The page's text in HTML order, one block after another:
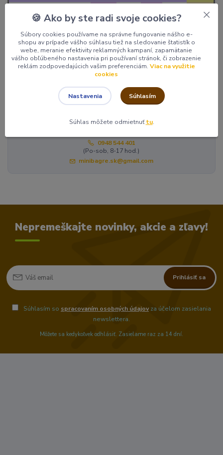
KW s 3 vrtákmi 150, 200,
25,- 30,- 27,- 60,- 150,-
Tovar zaradený v kategóriách
Náradie na požičanie
Potrebujete poradiť?
0948 544 401
(Po-sob, 8-17 hod.)
minibagre.sk@gmail.com
Nepremeškajte novinky, akcie a zľavy!
Prihlásiť sa
Súhlasím so spracovaním osobných údajovza účelom zasielania
newslettera.
Môžete sa kedykoľvek odhlásiť. Zasielame raz za 14 dní.
🍪 Ako by ste radi svoje cookies?
Súbory cookies používame na správne fungovanie nášho e-
shopu av prípade vášho súhlasu tiež na sledovanie štatistík o
webe, meranie efektivity reklamných kampaní, zapamätanie
vášho obľúbeného nastavenia pri používaní stránok, či zobrazenie
reklám zodpovedajúcich vašim preferenciám. Viac na využitie
cookies
Nastavenia Súhlasím
Súhlas môžete odmietnuťtu.